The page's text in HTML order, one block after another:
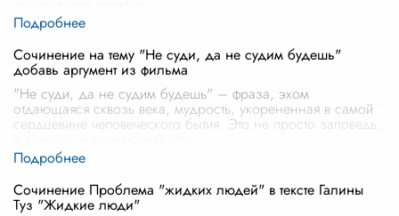
Сочинение на тему "Не суди, да не судим будешь"
добавь аргумент из фильма
"Не суди, да не судим будешь" – фраза, эхом
отдающаяся сквозь века, мудрость, укорененная в самой
сердцевине человеческого бытия. Это не просто заповедь,
Сочинение Проблема "жидких людей" в тексте Галины
Туз "Жидкие люди"